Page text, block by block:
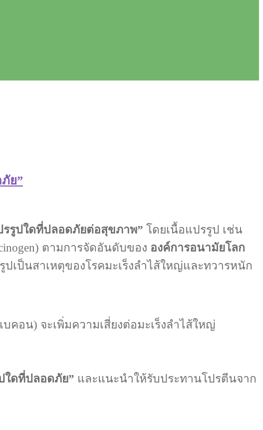
ย”
รูปใดที่ปลอดภัยต่อสุขภาพ” โดยเนื้อแปรรูป เช่น
ตามการจัดอันดับของ องค์การอนามัยโลก
เป็นสาเหตุของโรคมะเร็งลำไส้ใหญ่และทวารหนัก
คอน) จะเพิ่มความเสี่ยงต่อมะเร็งลำไส้ใหญ่
ใดที่ปลอดภัย” และแนะนำให้รับประทานโปรตีนจาก